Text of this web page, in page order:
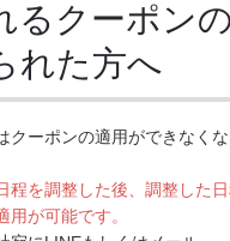
るクーポン
れた方へ
クーポンの適用ができなく
程を調整した後、調整した
用が可能です。